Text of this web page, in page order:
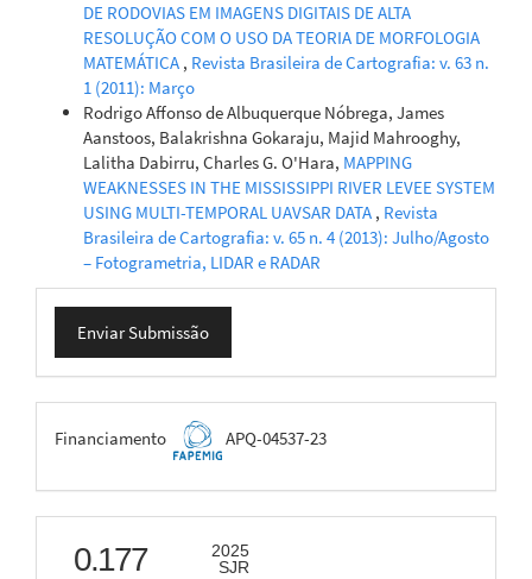
DE RODOVIAS EM IMAGENS DIGITAIS DE ALTA
RESOLUÇÃO COM O USO DA TEORIA DE MORFOLOGIA
MATEMÁTICA , Revista Brasileira de Cartografia: v. 63 n.
1 (2011): Março
Rodrigo Affonso de Albuquerque Nóbrega, James
Aanstoos, Balakrishna Gokaraju, Majid Mahrooghy,
Lalitha Dabirru, Charles G. O'Hara, MAPPING
WEAKNESSES IN THE MISSISSIPPI RIVER LEVEE SYSTEM
USING MULTI-TEMPORAL UAVSAR DATA , Revista
Brasileira de Cartografia: v. 65 n. 4 (2013): Julho/Agosto
– Fotogrametria, LIDAR e RADAR
Enviar
Submissão
Enviar Submissão
FAPEMIG
Financiamento APQ-04537-23
scimago
0.177
2025
SJR